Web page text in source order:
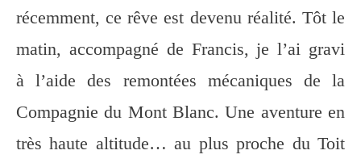
récemment, ce rêve est devenu réalité. Tôt le
matin, accompagné de Francis, je l’ai gravi
à l’aide des remontées mécaniques de la
Compagnie du Mont Blanc. Une aventure en
très haute altitude… au plus proche du Toit